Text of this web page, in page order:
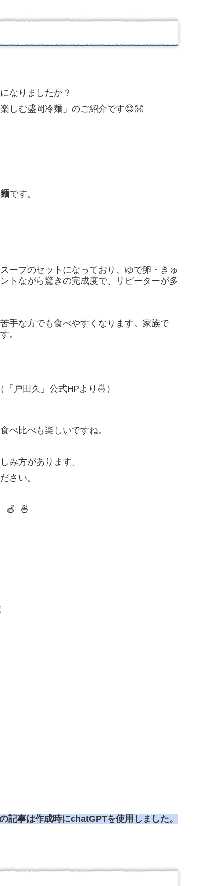
なりましたか？
しむ盛岡冷麺」のご紹介です😊👐
です。
ープのセットになっており、ゆで卵・きゅ
トながら驚きの完成度で、リピーターが多
手な方でも食べやすくなります。家族で
。
戸田久」公式HPより🍜）
べ比べも楽しいですね。
み方があります。
さい。
🍎 🍜
記事は作成時にchatGPTを使用しました。